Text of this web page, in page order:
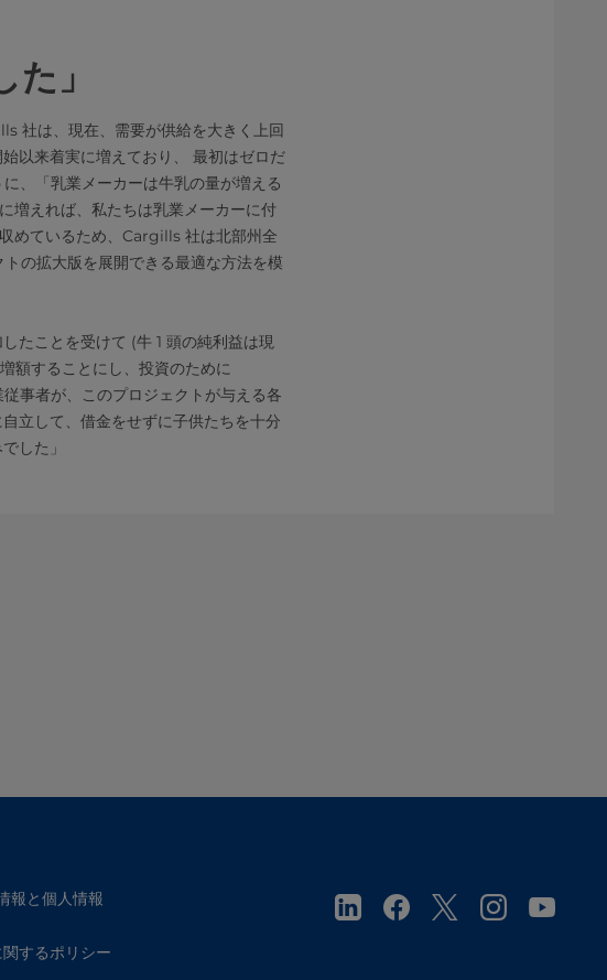
」
社は、現在、需要が供給を大きく上回
以来着実に増えており、 最初はゼロだ
、「乳業メーカーは牛乳の量が増える
増えれば、私たちは乳業メーカーに付
めているため、Cargills 社は北部州全
の拡大版を展開できる最適な方法を模
たことを受けて (牛 1 頭の純利益は現
額することにし、投資のために
事者が、このプロジェクトが与える各
立して、借金をせずに子供たちを十分
した」
報と個人情報
するポリシー